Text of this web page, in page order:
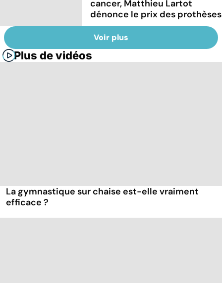
cancer, Matthieu Lartot
dénonce le prix des prothèses
Voir plus
Plus de vidéos
La gymnastique sur chaise est-elle vraiment
efficace ?